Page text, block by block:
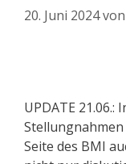
20. Juni 2024von
UPDATE 21.06.:
Seite des BMI